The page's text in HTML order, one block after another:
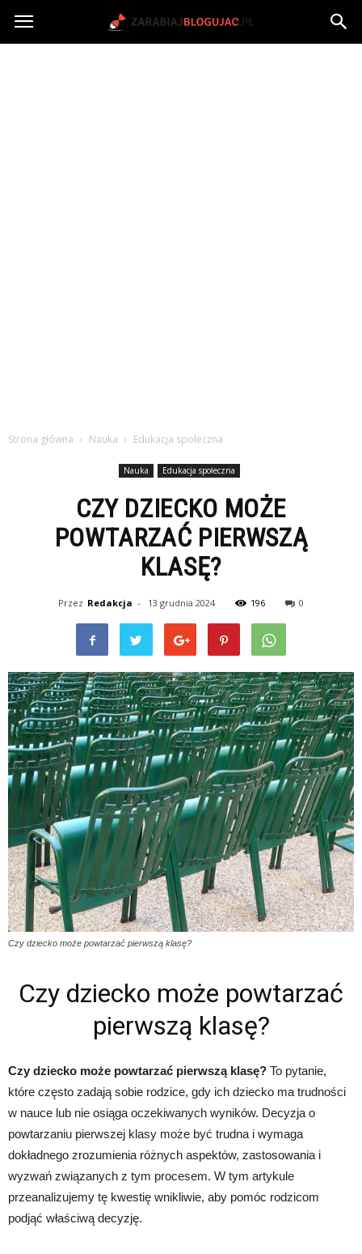
Jak
Strona główna Nauka Edukacja społeczna
Nauka Edukacja społeczna
CZY DZIECKO MOŻE
POWTARZAĆ PIERWSZĄ
KLASĘ?
Przez Redakcja - 13 grudnia 2024 196 0
Czy dziecko może powtarzać pierwszą klasę?
Czy dziecko może powtarzać
pierwszą klasę?
Czy dziecko może powtarzać pierwszą klasę? To pytanie,
które często zadają sobie rodzice, gdy ich dziecko ma trudności
w nauce lub nie osiąga oczekiwanych wyników. Decyzja o
powtarzaniu pierwszej klasy może być trudna i wymaga
dokładnego zrozumienia różnych aspektów, zastosowania i
wyzwań związanych z tym procesem. W tym artykule
przeanalizujemy tę kwestię wnikliwie, aby pomóc rodzicom
podjąć właściwą decyzję.